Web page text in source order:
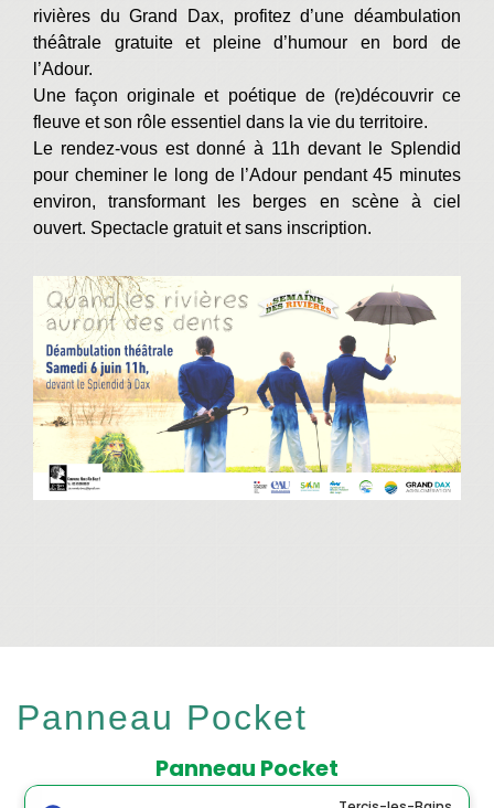
rivières du Grand Dax, profitez d’une déambulation
théâtrale gratuite et pleine d’humour en bord de
l’Adour.
Une façon originale et poétique de (re)découvrir ce
fleuve et son rôle essentiel dans la vie du territoire.
​​​​​​​Le rendez-vous est donné à 11h devant le Splendid
pour cheminer le long de l’Adour pendant 45 minutes
environ, transformant les berges en scène à ciel
ouvert. Spectacle gratuit et sans inscription.
Panneau Pocket